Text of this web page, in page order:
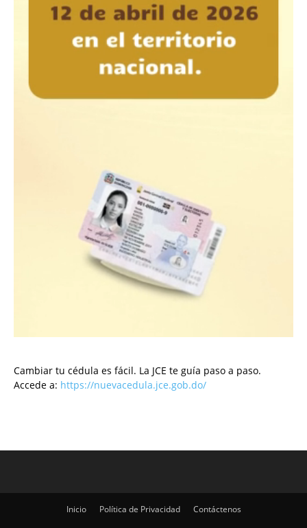
Cambiar tu cédula es fácil. La JCE te guía paso a paso.
Accede a: https://nuevacedula.jce.gob.do/
Inicio Política de Privacidad Contáctenos